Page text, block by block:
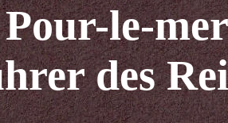
Pour-le-
des